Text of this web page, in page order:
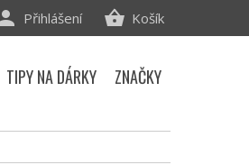
Košík
Přihlášení
TIPY NA DÁRKY ZNAČKY